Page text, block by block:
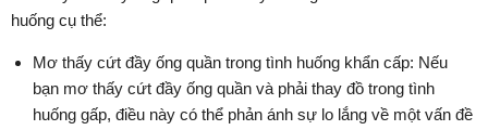
huống cụ thể:
Mơ thấy cứt đầy ống quần trong tình huống khẩn cấp: Nếu
bạn mơ thấy cứt đầy ống quần và phải thay đồ trong tình
huống gấp, điều này có thể phản ánh sự lo lắng về một vấn đề